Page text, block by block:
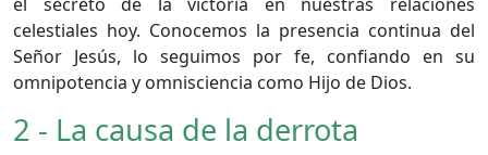
celestiales hoy. Conocemos la presencia continua del
Señor Jesús, lo seguimos por fe, confiando en su
omnipotencia y omnisciencia como Hijo de Dios.
2 - La causa de la derrota